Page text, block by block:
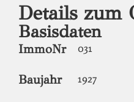
Details zum
Basisdaten
ImmoNr 031
Baujahr 1927